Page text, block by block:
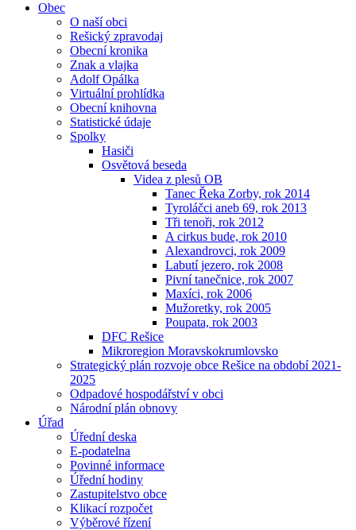
Obec
O naší obci
Rešický zpravodaj
Obecní kronika
Znak a vlajka
Adolf Opálka
Virtuální prohlídka
Obecní knihovna
Statistické údaje
Spolky
Hasiči
Osvětová beseda
Videa z plesů OB
Tanec Řeka Zorby, rok 2014
Tyroláčci aneb 69, rok 2013
Tři tenoři, rok 2012
A cirkus bude, rok 2010
Alexandrovci, rok 2009
Labutí jezero, rok 2008
Pivní tanečnice, rok 2007
Maxíci, rok 2006
Mužoretky, rok 2005
Poupata, rok 2003
DFC Rešice
Mikroregion Moravskokrumlovsko
Strategický plán rozvoje obce Rešice na období 2021-
2025
Odpadové hospodářství v obci
Národní plán obnovy
Úřad
Úřední deska
E-podatelna
Povinné informace
Úřední hodiny
Zastupitelstvo obce
Klikací rozpočet
Výběrové řízení